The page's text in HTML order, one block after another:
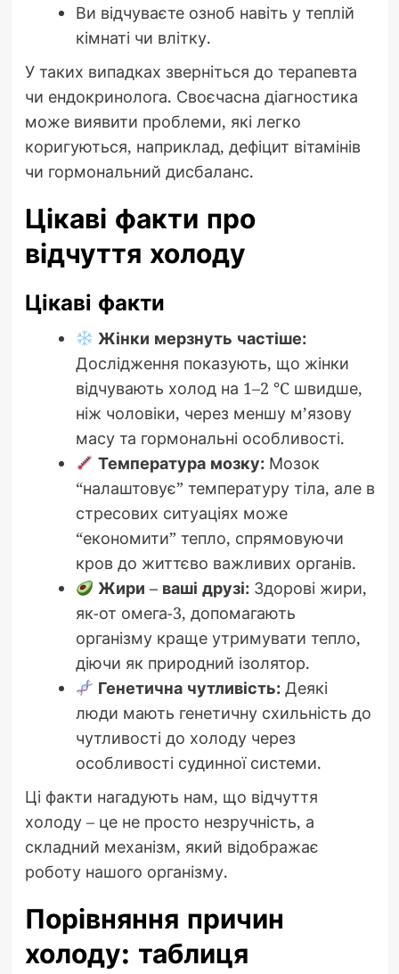
Ви відчуваєте озноб навіть у теплій
кімнаті чи влітку.
У таких випадках зверніться до терапевта
чи ендокринолога. Своєчасна діагностика
може виявити проблеми, які легко
коригуються, наприклад, дефіцит вітамінів
чи гормональний дисбаланс.
Цікаві факти про
відчуття холоду
Цікаві факти
Жінки мерзнуть частіше:
Дослідження показують, що жінки
відчувають холод на 1–2 °C швидше,
ніж чоловіки, через меншу м’язову
масу та гормональні особливості.
Температура мозку: Мозок
“налаштовує” температуру тіла, але в
стресових ситуаціях може
“економити” тепло, спрямовуючи
кров до життєво важливих органів.
Жири – ваші друзі: Здорові жири,
як-от омега-3, допомагають
організму краще утримувати тепло,
діючи як природний ізолятор.
Генетична чутливість: Деякі
люди мають генетичну схильність до
чутливості до холоду через
особливості судинної системи.
Ці факти нагадують нам, що відчуття
холоду – це не просто незручність, а
складний механізм, який відображає
роботу нашого організму.
Порівняння причин
холоду: таблиця